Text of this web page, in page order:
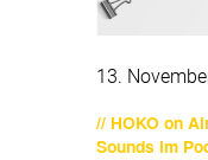
// HOKO on
Sounds im
13.